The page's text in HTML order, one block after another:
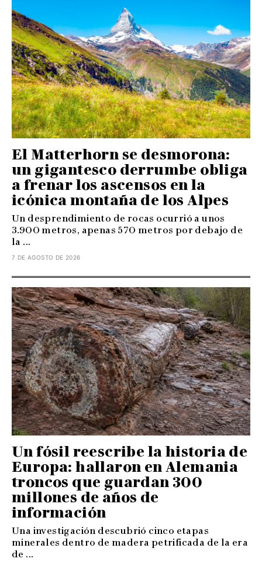
El Matterhorn se desmorona:
un gigantesco derrumbe obliga
a frenar los ascensos en la
icónica montaña de los Alpes
Un desprendimiento de rocas ocurrió a unos
3.900 metros, apenas 570 metros por debajo de
la ...
7 DE AGOSTO DE 2026
Un fósil reescribe la historia de
Europa: hallaron en Alemania
troncos que guardan 300
millones de años de
información
Una investigación descubrió cinco etapas
minerales dentro de madera petrificada de la era
de ...